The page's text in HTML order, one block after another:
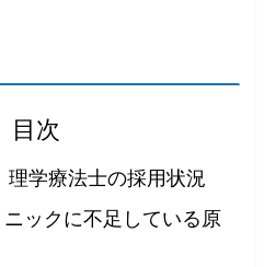
目次
理学療法士の採用状況
ックに不足している原